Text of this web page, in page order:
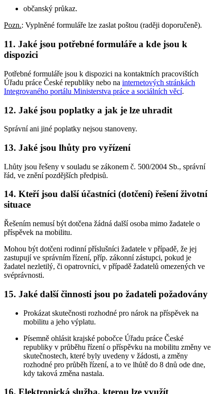
občanský průkaz.
Pozn.: Vyplněné formuláře lze zaslat poštou (raději doporučeně).
11. Jaké jsou potřebné formuláře a kde jsou k
dispozici
Potřebné formuláře jsou k dispozici na kontaktních pracovištích
Úřadu práce České republiky nebo na internetových stránkách
Integrovaného portálu Ministerstva práce a sociálních věcí.
12. Jaké jsou poplatky a jak je lze uhradit
Správní ani jiné poplatky nejsou stanoveny.
13. Jaké jsou lhůty pro vyřízení
Lhůty jsou řešeny v souladu se zákonem č. 500/2004 Sb., správní
řád, ve znění pozdějších předpisů.
14. Kteří jsou další účastníci (dotčení) řešení životní
situace
Řešením nemusí být dotčena žádná další osoba mimo žadatele o
příspěvek na mobilitu.
Mohou být dotčeni rodinní příslušníci žadatele v případě, že jej
zastupují ve správním řízení, příp. zákonní zástupci, pokud je
žadatel nezletilý, či opatrovníci, v případě žadatelů omezených ve
svéprávnosti.
15. Jaké další činnosti jsou po žadateli požadovány
Prokázat skutečnosti rozhodné pro nárok na příspěvek na
mobilitu a jeho výplatu.
Písemně ohlásit krajské pobočce Úřadu práce České
republiky v průběhu řízení o příspěvku na mobilitu změny ve
skutečnostech, které byly uvedeny v žádosti, a změny
rozhodné pro průběh řízení, a to ve lhůtě do 8 dnů ode dne,
kdy taková změna nastala.
16. Elektronická služba, kterou lze využít